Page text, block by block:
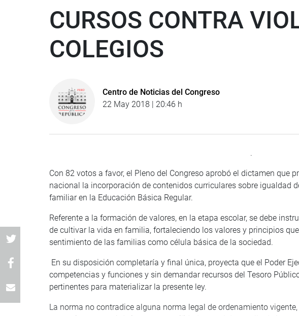
CURSOS CONTRA
COLEGIOS
Centro de Noticias del Congreso
22 May 2018 | 20:46 h
.
Con 82 votos a favor, el Pleno del Congreso aprobó el dictamen que
nacional la incorporación de contenidos curriculares sobre igualdad
familiar en la Educación Básica Regular.
Referente a la formación de valores, en la etapa escolar, se debe
de cultivar la vida en familia, fortaleciendo los valores y principios
sentimiento de las familias como célula básica de la sociedad.
En su disposición completaría y final única, proyecta que el Poder
competencias y funciones y sin demandar recursos del Tesoro
pertinentes para materializar la presente ley.
La norma no contradice alguna norma legal de ordenamiento